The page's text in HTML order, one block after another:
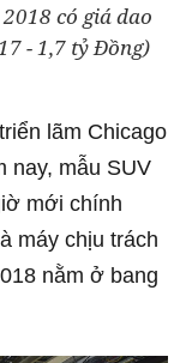
có giá dao
- 1,7 tỷ Đồng)
lãm Chicago
nay, mẫu SUV
mới chính
máy chịu trách
nằm ở bang